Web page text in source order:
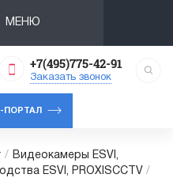
МЕНЮ
+7(495)775-42-91
Заказать звонок
ПОРТАЛ
/
Видеокамеры ESVI,
ESVI, PROXISCCTV /